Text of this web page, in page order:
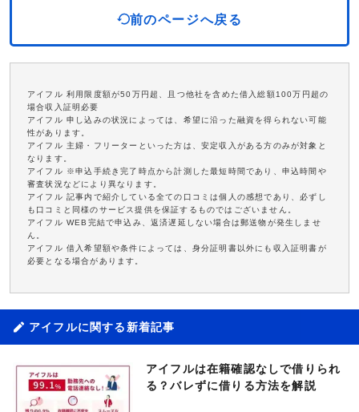
前のページへ戻る
アイフル 利用限度額が50万円超、且つ他社を含めた借入総額100万円超の
場合収入証明必要
アイフル 申し込みの状況によっては、希望に沿った融資を得られない可能
性があります。
アイフル 主婦・フリーターといった方は、安定収入がある方のみが対象と
なります。
アイフル ※申込手続き完了時点から計測した最短時間であり、申込時間や
審査状況などにより異なります。
アイフル 記事内で紹介している全ての口コミは個人の感想であり、必ずし
も口コミと同様のサービス提供を保証するものではございません。
アイフル WEB完結で申込み、返済遅延しない場合は郵送物が発生しませ
ん。
アイフル 借入希望額や条件によっては、身分証明書以外にも収入証明書が
必要となる場合があります。
アイフルに関する新着記事
アイフルは在籍確認なしで借りられ
る？バレずに借りる方法を解説